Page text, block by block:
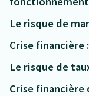
Le risque de
Crise financière
Le risque de
Crise financière